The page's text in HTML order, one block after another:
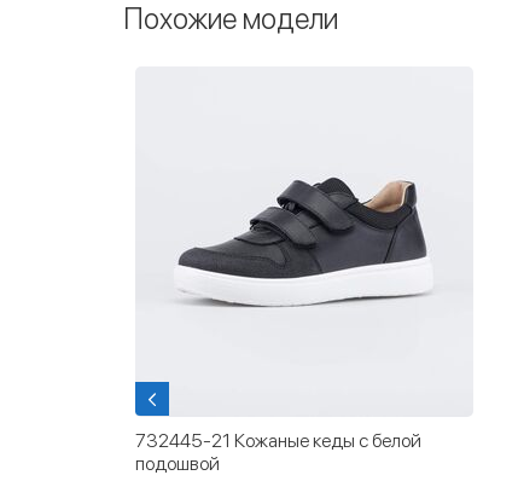
Похожие модели
732445-21 Кожаные кеды с белой
подошвой